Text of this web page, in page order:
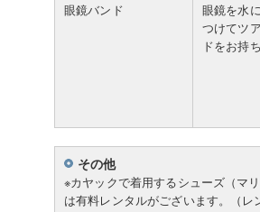
眼鏡バンド
眼鏡を水
つけてツ
ドをお持
その他
※カヤックで着用するシューズ（マ
は有料レンタルがございます。（